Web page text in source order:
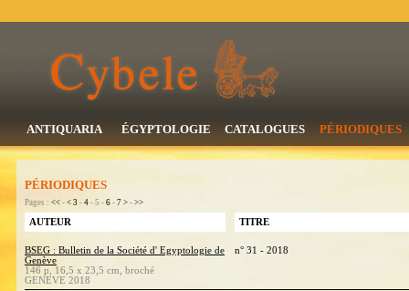
ANTIQUARIA ÉGYPTOLOGIE CATALOGUES PÉRIODIQUES
PÉRIODIQUES
Pages : << - < 3 - 4 - 5 - 6 - 7 > - >>
AUTEUR TITRE
BSEG : Bulletin de la Société d' Egyptologie de
Genève
146 p, 16,5 x 23,5 cm, broché
GENEVE 2018
n° 31 - 2018